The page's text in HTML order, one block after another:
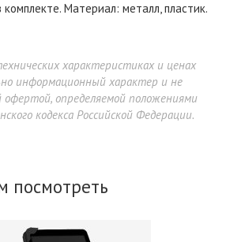
Материал: металл, пластик.
характеристиках и ценах
информационный характер и не
офертой, определяемой положениями
кодекса Российской Федерации.
посмотреть